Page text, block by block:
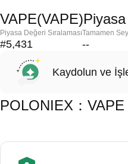
Piyasa Değeri Sıralaması
#5,431
Tamamen
--
Kaydolun ve
POLONIEX：